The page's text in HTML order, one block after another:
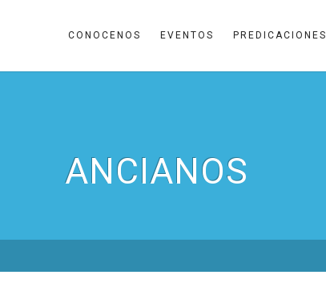
CONOCENOS EVENTOS PREDICACIONES
ANCIANOS